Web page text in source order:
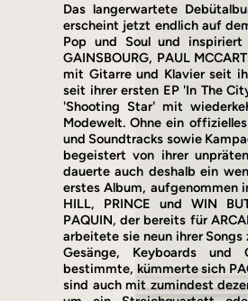
Das langerwartete
erscheint jetzt endlich auf
Pop und Soul und inspiriert
GAINSBOURG, PAUL
mit Gitarre und Klavier seit
seit ihrer ersten EP 'In The
'Shooting Star' mit
Modewelt. Ohne ein
und Soundtracks sowie
begeistert von ihrer
dauerte auch deshalb ein
erstes Album, aufgenommen
HILL, PRINCE und WIN
PAQUIN, der bereits für
arbeitete sie neun ihrer Songs
Gesänge, Keyboards und
bestimmte, kümmerte sich
sind auch mit zumindest